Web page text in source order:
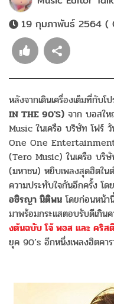
19 กุมภาพันธ์ 2564
หลังจากเดินเครื่องเต็มที่กับโป
IN THE 90'S) จาก บอสใ
Music ในเครือ บริษัท โฟร์
One One Entertainment
(Tero Music) ในเครือ บริษั
(มหาชน) หยิบเพลงสุดฮิตใน
ความประทับใจกันอีกครั้ง โ
อชิรญา นิติพน โดยก่อนหน้า
มาพร้อมกระแสตอบรับดีเกิน
งต้นฉบับ โจ้ พอส และ คริส
ยุค 90’s อีกหนึ่งเพลงฮิตคา